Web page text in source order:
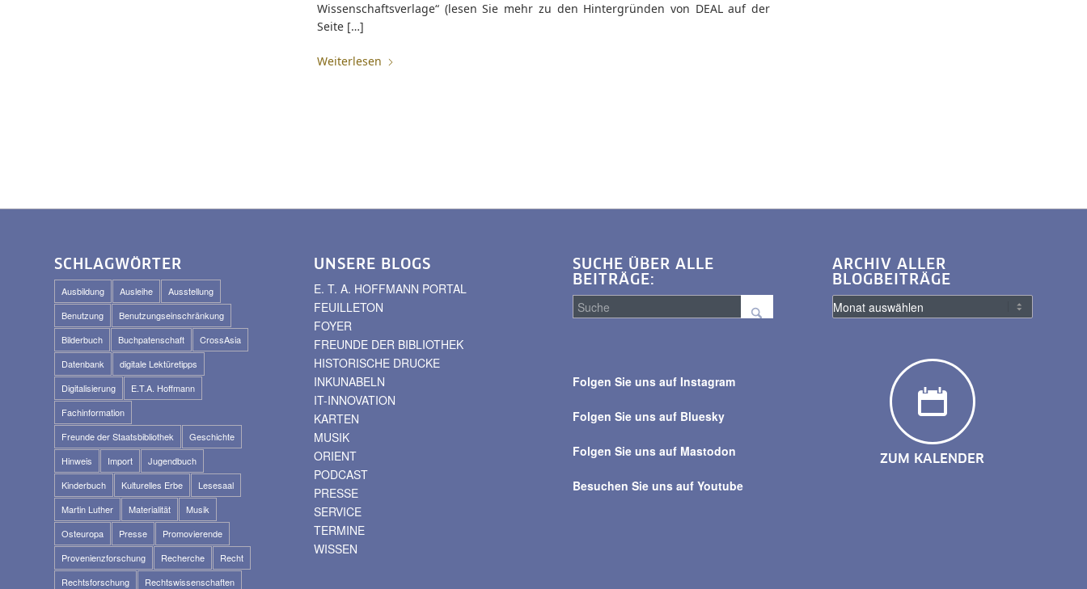
Wissenschaftsverlage“ (lesen Sie mehr zu den Hintergründen von DEAL auf der
Seite […]
Weiterlesen
SCHLAGWÖRTER
Ausbildung Ausleihe
Ausstellung
Benutzung
Benutzungseinschränkung
Bilderbuch
Buchpatenschaft
CrossAsia
Datenbank
digitale Lektüretipps
Digitalisierung
E.T.A. Hoffmann
Fachinformation
Freunde der Staatsbibliothek
Geschichte
Hinweis
Import
Jugendbuch
Kinderbuch
Kulturelles Erbe
Lesesaal
Martin Luther
Materialität
Musik
Osteuropa
Presse
Promovierende
Provenienzforschung
Recherche
Recht
Rechtsforschung
Rechtswissenschaften
UNSERE BLOGS
E. T. A. HOFFMANN PORTAL
FEUILLETON
FOYER
FREUNDE DER BIBLIOTHEK
HISTORISCHE DRUCKE
INKUNABELN
IT-INNOVATION
KARTEN
MUSIK
ORIENT
PODCAST
PRESSE
SERVICE
TERMINE
WISSEN
SUCHE ÜBER ALLE
BEITRÄGE:
alle
Folgen Sie uns auf Instagram
Folgen Sie uns auf Bluesky
Folgen Sie uns auf Mastodon
Besuchen Sie uns auf Youtube
ARCHIV ALLER
BLOGBEITRÄGE
ZUM KALENDER